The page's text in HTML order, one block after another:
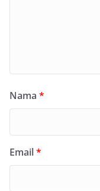
Nama *
Email*